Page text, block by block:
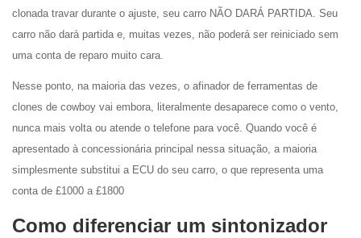
clonada travar durante o ajuste, seu carro NÃO DARÁ PARTIDA. Seu
carro não dará partida e, muitas vezes, não poderá ser reiniciado sem
uma conta de reparo muito cara.
Nesse ponto, na maioria das vezes, o afinador de ferramentas de
clones de cowboy vai embora, literalmente desaparece como o vento,
nunca mais volta ou atende o telefone para você. Quando você é
apresentado à concessionária principal nessa situação, a maioria
simplesmente substitui a ECU do seu carro, o que representa uma
conta de £1000 a £1800
Como diferenciar um sintonizador